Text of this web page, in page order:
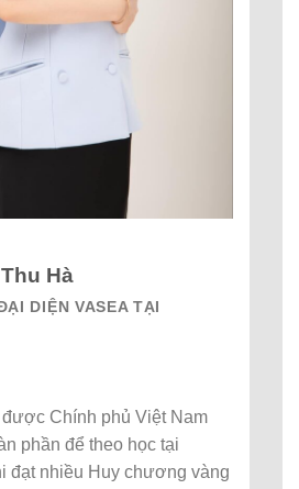
Hà
DIỆN VASEA TẠI
Chính phủ Việt Nam
phần để theo học tại
đạt nhiều Huy chương vàng